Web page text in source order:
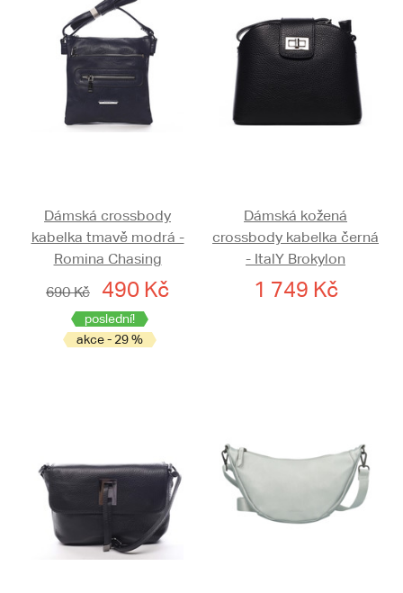
Dámská crossbody
kabelka tmavě modrá -
Romina Chasing
690 Kč
490 Kč
poslední!
akce - 29 %
Dámská kožená
crossbody kabelka černá
- ItalY Brokylon
1 749 Kč